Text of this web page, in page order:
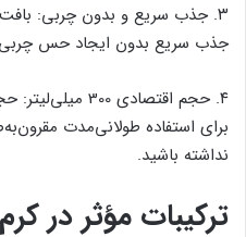
۳. جذب سریع و بدون چربی:
جذب سریع بدون ایجاد حس
۴. حجم اقتصادی
برای استفاده طولانی‌مدت
نداشته باشید.
ترکیبات مؤثر در